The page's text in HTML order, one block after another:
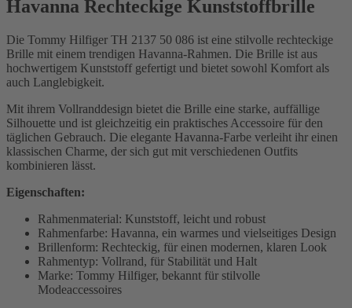
Havanna Rechteckige Kunststoffbrille
Die Tommy Hilfiger TH 2137 50 086 ist eine stilvolle rechteckige
Brille mit einem trendigen Havanna-Rahmen. Die Brille ist aus
hochwertigem Kunststoff gefertigt und bietet sowohl Komfort als
auch Langlebigkeit.
Mit ihrem Vollranddesign bietet die Brille eine starke, auffällige
Silhouette und ist gleichzeitig ein praktisches Accessoire für den
täglichen Gebrauch. Die elegante Havanna-Farbe verleiht ihr einen
klassischen Charme, der sich gut mit verschiedenen Outfits
kombinieren lässt.
Eigenschaften:
Rahmenmaterial: Kunststoff, leicht und robust
Rahmenfarbe: Havanna, ein warmes und vielseitiges Design
Brillenform: Rechteckig, für einen modernen, klaren Look
Rahmentyp: Vollrand, für Stabilität und Halt
Marke: Tommy Hilfiger, bekannt für stilvolle
Modeaccessoires